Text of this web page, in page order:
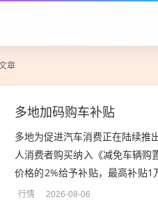
章
多地加码购车补贴
多地为促进汽车消费正在陆续推
人消费者购买纳入《减免车辆购
价格的2%给予补贴，最高补贴
中在简化申领流程、调整购车补
行情 2026-08-06